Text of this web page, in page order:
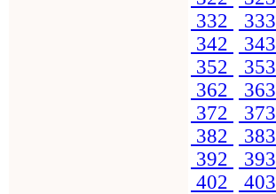
332
333
342
343
352
353
362
363
372
373
382
383
392
393
402
403